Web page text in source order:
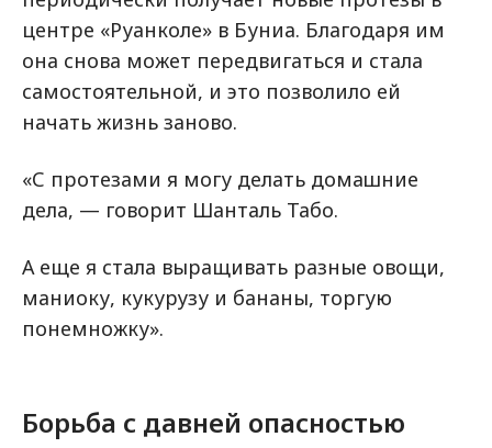
центре «Руанколе» в Буниа. Благодаря им
она снова может передвигаться и стала
самостоятельной, и это позволило ей
начать жизнь заново.
«С протезами я могу делать домашние
дела, — говорит Шанталь Табо.
А еще я стала выращивать разные овощи,
маниоку, кукурузу и бананы, торгую
понемножку».
Борьба с давней опасностью